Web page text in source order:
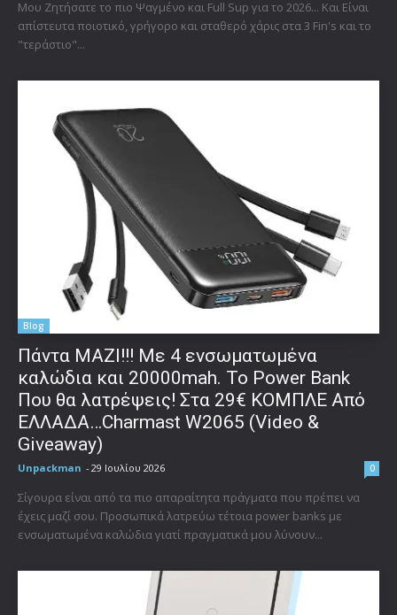
Μου Ζητήσατε το πιο Ψαγμένο και Full Sup για το 2026... Και Είναι
απίστευτα ποιοτικό, γρήγορο και σταθερό χάρις στα 3 Fin's και το
"τεράστιο"...
Blog
Πάντα ΜΑΖΙ!!! Με 4 ενσωματωμένα
καλώδια και 20000mah. Το Power Bank
Που θα λατρέψεις! Στα 29€ ΚΟΜΠΛΕ Από
ΕΛΛΑΔΑ…Charmast W2065 (Video &
Giveaway)
Unpackman - 29 Ιουλίου 2026 0
Σίγουρα είναι από τα πιο απαραίτητα πράγματα που πρέπει να
έχεις μαζί σου. Προσωπικά λατρεύω τέτοια power banks με
ενσωματωμένα καλώδια γιατί πραγματικά μου λύνουν...